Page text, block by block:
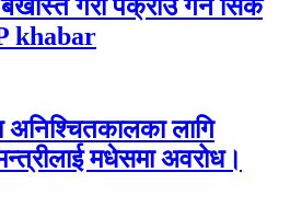
गरी पक्राउ गर्न सिके
khabar
अनिश्चितकालका लागि
मधेसमा अवरोध।